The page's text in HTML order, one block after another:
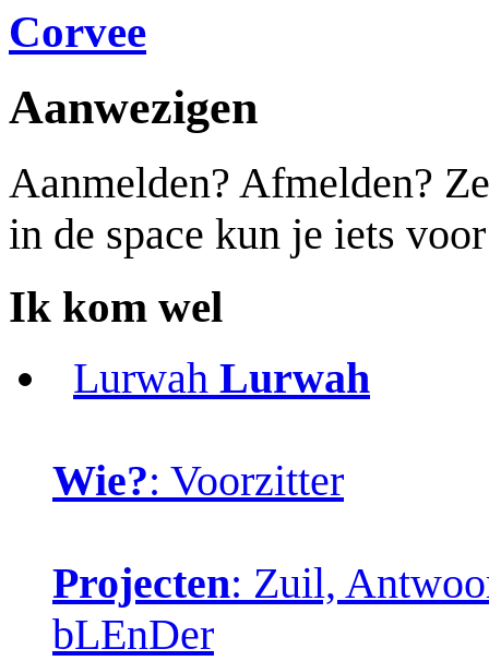
Corvee
Aanwezigen
Aanmelden? Afmelden?
in de space kun je iets
Ik kom wel
Lurwah Lurwah
Wie?: Voorzitter
Projecten: Zuil,
bLEnDer